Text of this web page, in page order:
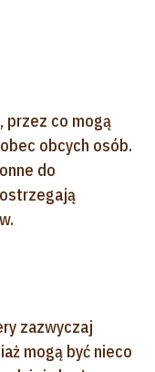
przez co mogą
obcych osób.
do
zazwyczaj
mogą być nieco